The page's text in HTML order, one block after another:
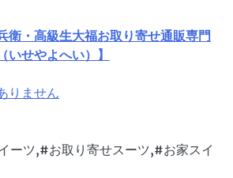
衛・高級生大福お取り寄せ通販専門
いせやよへい）】
りません
ーツ,#お取り寄せスーツ,#お家スイ